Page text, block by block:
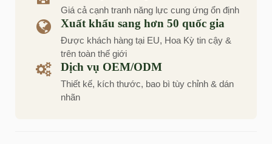
Giá cả cạnh tranh năng lực cung ứng ổn định
Xuất khẩu sang hơn 50 quốc gia
Được khách hàng tại EU, Hoa Kỳ tin cậy &
trên toàn thế giới
Dịch vụ OEM/ODM
Thiết kế, kích thước, bao bì tùy chỉnh & dán
nhãn